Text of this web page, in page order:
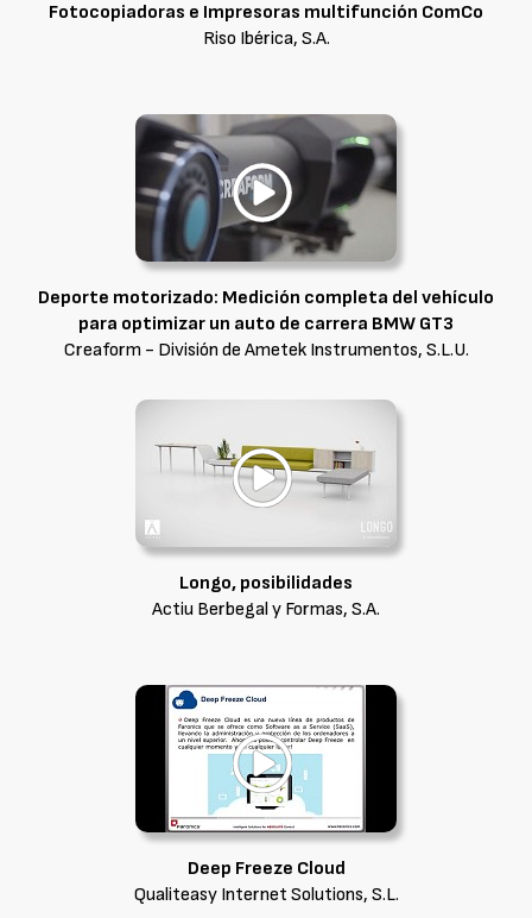
Fotocopiadoras e Impresoras multifunción ComCo
Riso Ibérica, S.A.
Deporte motorizado: Medición completa del vehículo
para optimizar un auto de carrera BMW GT3
Creaform - División de Ametek Instrumentos, S.L.U.
Longo, posibilidades
Actiu Berbegal y Formas, S.A.
Deep Freeze Cloud
Qualiteasy Internet Solutions, S.L.